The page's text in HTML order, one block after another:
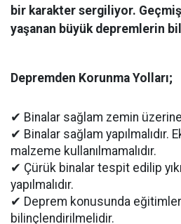
bir karakter sergiliyor.
yaşanan büyük depremlerin
Depremden Korunma Yolları;
✔ Binalar sağlam zemin üzerine
✔ Binalar sağlam yapılmalıdır.
malzeme kullanılmamalıdır.
✔ Çürük binalar tespit edilip
yapılmalıdır.
✔ Deprem konusunda
bilinçlendirilmelidir.